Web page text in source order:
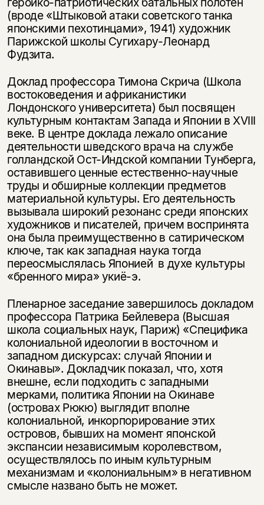
(вроде «Штыковой атаки советского танка
японскими пехотинцами», 1941) художник
Парижской школы Сугихару-Леонард
Фудзита.
Доклад профессора Тимона Скрича (Школа
востоковедения и африканистики
Лондонского университета) был посвящен
культурным контактам Запада и Японии в XVIII
веке. В центре доклада лежало описание
деятельности шведского врача на службе
голландской Ост-Индской компании Тунберга,
оставившего ценные естественно-научные
труды и обширные коллекции предметов
материальной культуры. Его деятельность
вызывала широкий резонанс среди японских
художников и писателей, причем воспринята
она была преимущественно в сатирическом
ключе, так как западная наука тогда
переосмыслялась Японией в духе культуры
«бренного мира» укиё-э.
Пленарное заседание завершилось докладом
профессора Патрика Бейлевера (Высшая
школа социальных наук, Париж) «Специфика
колониальной идеологии в восточном и
западном дискурсах: случай Японии и
Окинавы». Докладчик показал, что, хотя
внешне, если подходить с западными
мерками, политика Японии на Окинаве
(островах Рюкю) выглядит вполне
колониальной, инкорпорирование этих
островов, бывших на момент японской
экспансии независимым королевством,
осуществлялось по иным культурным
механизмам и «колониальным» в негативном
смысле названо быть не может.